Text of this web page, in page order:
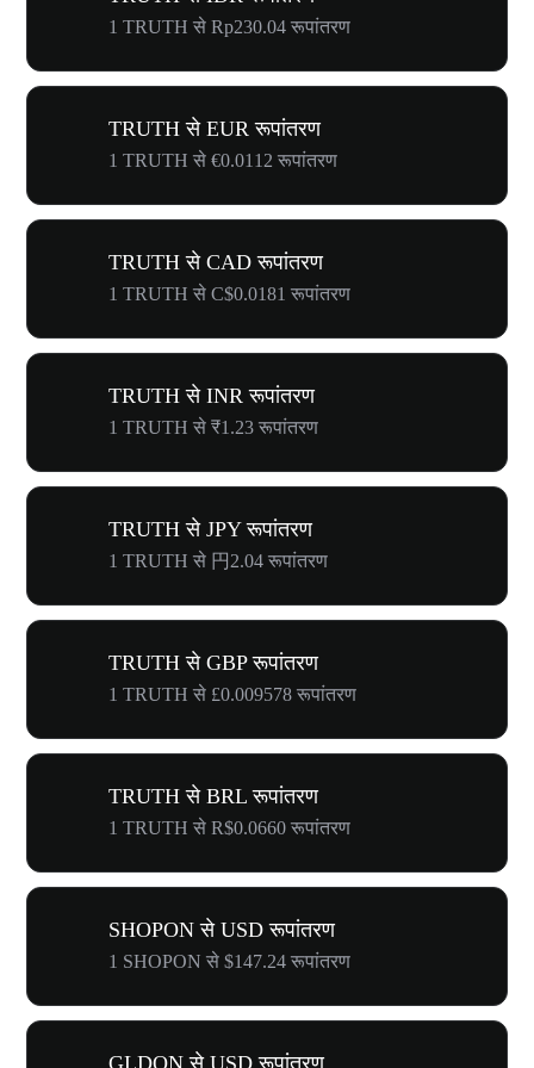
1 TRUTH से Rp230.04 रूपांतरण
TRUTH से EUR रूपांतरण
1 TRUTH से €0.0112 रूपांतरण
TRUTH से CAD रूपांतरण
1 TRUTH से C$0.0181 रूपांतरण
TRUTH से INR रूपांतरण
1 TRUTH से ₹1.23 रूपांतरण
TRUTH से JPY रूपांतरण
1 TRUTH से 円2.04 रूपांतरण
TRUTH से GBP रूपांतरण
1 TRUTH से £0.009578 रूपांतरण
TRUTH से BRL रूपांतरण
1 TRUTH से R$0.0660 रूपांतरण
SHOPON से USD रूपांतरण
1 SHOPON से $147.24 रूपांतरण
GLDON से USD रूपांतरण